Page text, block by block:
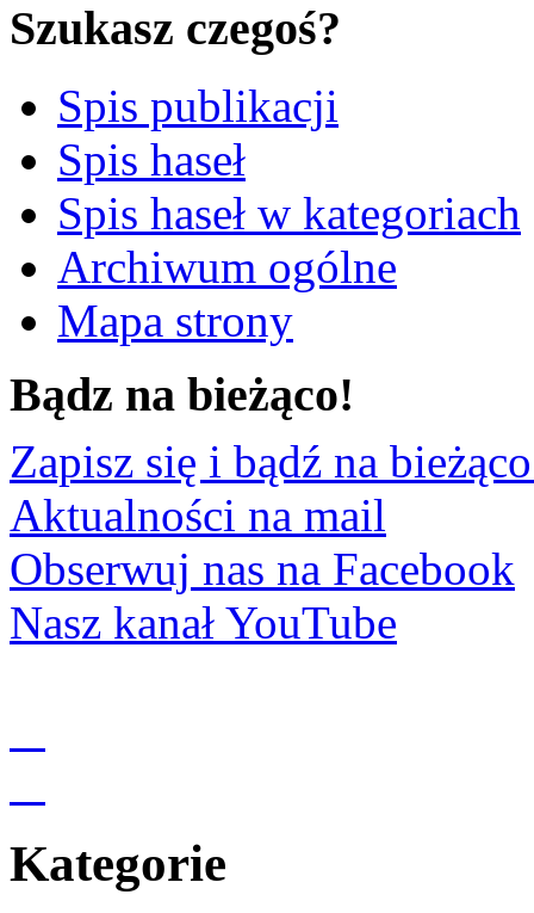
Szukasz czegoś?
Spis publikacji
Spis haseł
Spis haseł w kategoriach
Archiwum ogólne
Mapa strony
Bądz na bieżąco!
Zapisz się i bądź na
Aktualności na mail
Obserwuj nas na Facebook
Nasz kanał YouTube
Kategorie